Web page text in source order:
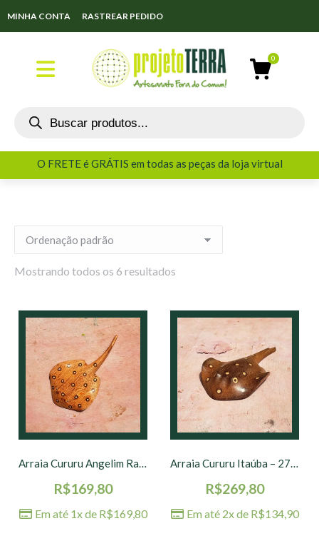
MINHA CONTA RASTREAR PEDIDO
O FRETE é GRÁTIS em todas as peças da loja virtual
O FRETE é GRÁTIS em todas as peças da loja virtual
Mostrando todos os 6 resultados
Arraia Cururu Angelim Rajado – 19 x 11 cm
R$169,80
Em até 1x de R$169,80
Arraia Cururu Itaúba – 27 x 15 cm
R$269,80
Em até 2x de R$134,90